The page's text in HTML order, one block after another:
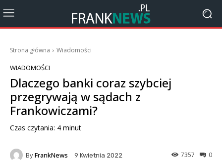
Strona główna Wiadomości
WIADOMOŚCI
Dlaczego banki coraz szybciej
przegrywają w sądach z
Frankowiczami?
Czas czytania: 4 minut
ByFrankNews 9 Kwietnia 2022 0
7357